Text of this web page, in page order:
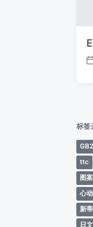
发
标签
ttc
图
心
新
日文